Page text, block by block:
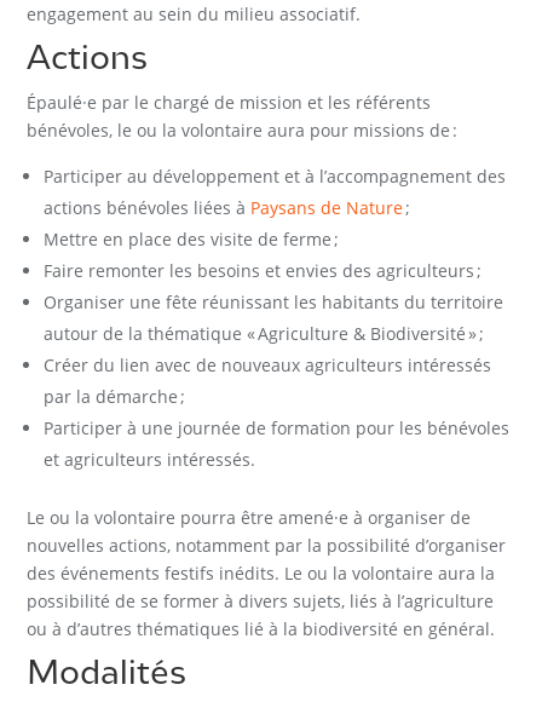
engagement au sein du milieu associatif.
Actions
Épaulé·e par le chargé de mission et les référents
bénévoles, le ou la volontaire aura pour missions de :
Participer au développement et à l’accompagnement des
actions bénévoles liées à Paysans de Nature;
Mettre en place des visite de ferme ;
Faire remonter les besoins et envies des agriculteurs ;
Organiser une fête réunissant les habitants du territoire
autour de la thématique « Agriculture & Biodiversité » ;
Créer du lien avec de nouveaux agriculteurs intéressés
par la démarche ;
Participer à une journée de formation pour les bénévoles
et agriculteurs intéressés.
Le ou la volontaire pourra être amené·e à organiser de
nouvelles actions, notamment par la possibilité d’organiser
des événements festifs inédits. Le ou la volontaire aura la
possibilité de se former à divers sujets, liés à l’agriculture
ou à d’autres thématiques lié à la biodiversité en général.
Modalités